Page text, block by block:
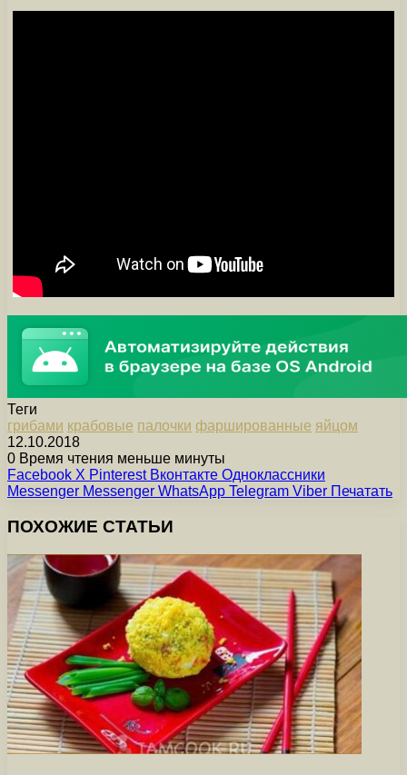
Теги
грибами крабовые палочки фаршированные яйцом
12.10.2018
0 Время чтения меньше минуты
Facebook X Pinterest Вконтакте Одноклассники
Messenger Messenger WhatsApp Telegram Viber Печатать
ПОХОЖИЕ СТАТЬИ